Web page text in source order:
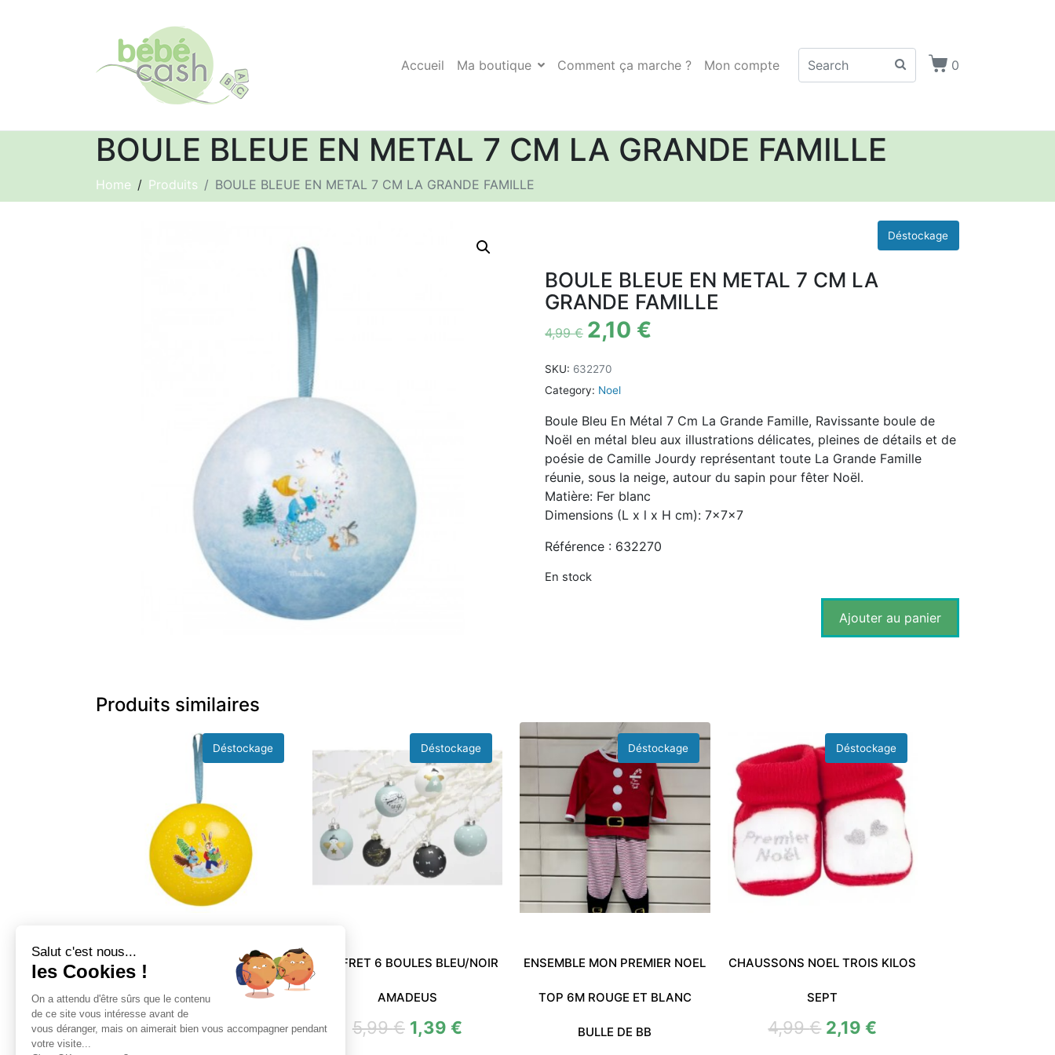
Accueil Ma boutique Comment ça marche ? Mon compte 0
BOULE BLEUE EN METAL 7 CM LA GRANDE FAMILLE
Home Produits BOULE BLEUE EN METAL 7 CM LA GRANDE FAMILLE
BOULE BLEUE EN METAL 7 CM LA
GRANDE FAMILLE
4,99€ 2,10 €
SKU: 632270
Category: Noel
Boule Bleu En Métal 7 Cm La Grande Famille, Ravissante boule de
Noël en métal bleu aux illustrations délicates, pleines de détails et de
poésie de Camille Jourdy représentant toute La Grande Famille
réunie, sous la neige, autour du sapin pour fêter Noël.
Matière: Fer blanc
Dimensions (L x l x H cm): 7x7x7
Référence : 632270
En stock
Ajouter au panier
Produits similaires
BOULE JAUNE EN METAL 7 CM
LA GRANDE FAMILLE
4,99€ 2,10€
COFFRET 6 BOULES BLEU/NOIR
AMADEUS
5,99€ 1,39 €
ENSEMBLE MON PREMIER NOEL
TOP 6M ROUGE ET BLANC
BULLE DE BB
CHAUSSONS NOEL TROIS KILOS
SEPT
4,99€ 2,19€
Salut c'est nous...
les Cookies !
On a attendu d'être sûrs que le contenu
de ce site vous intéresse avant de
vous déranger, mais on aimerait bien vous accompagner pendant
votre visite...